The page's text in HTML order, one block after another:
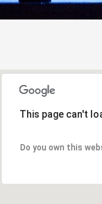
This page can't
Do you own this